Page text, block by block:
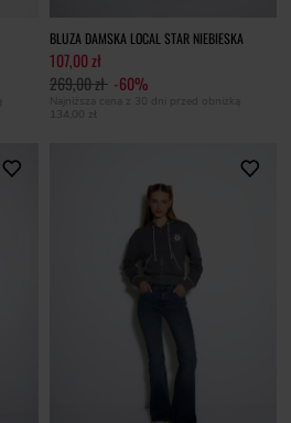
BLUZA DAMSKA LOCAL STAR NIEBIESKA
107,00 zł
269,00 zł -60%
Najniższa cena z 30 dni przed obniżką
134,00 zł